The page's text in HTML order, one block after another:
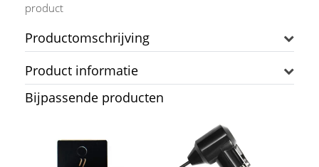
product
Productomschrijving
Product informatie
Bijpassende producten